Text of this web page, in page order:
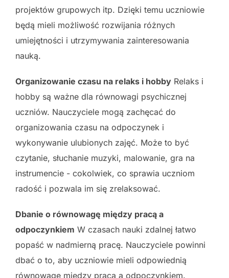
projektów grupowych itp. Dzięki temu uczniowie
będą mieli możliwość rozwijania różnych
umiejętności i utrzymywania zainteresowania
nauką.
Organizowanie czasu na relaks i hobby Relaks i
hobby są ważne dla równowagi psychicznej
uczniów. Nauczyciele mogą zachęcać do
organizowania czasu na odpoczynek i
wykonywanie ulubionych zajęć. Może to być
czytanie, słuchanie muzyki, malowanie, gra na
instrumencie - cokolwiek, co sprawia uczniom
radość i pozwala im się zrelaksować.
Dbanie o równowagę między pracą a
odpoczynkiem W czasach nauki zdalnej łatwo
popaść w nadmierną pracę. Nauczyciele powinni
dbać o to, aby uczniowie mieli odpowiednią
równowagę między pracą a odpoczynkiem.